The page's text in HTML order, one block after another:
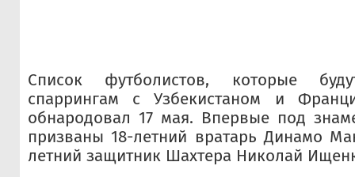
Список футболистов, которые
спаррингам с Узбекистаном и
обнародовал 17 мая. Впервые под
призваны 18-летний вратарь Динамо
летний защитник Шахтера Николай